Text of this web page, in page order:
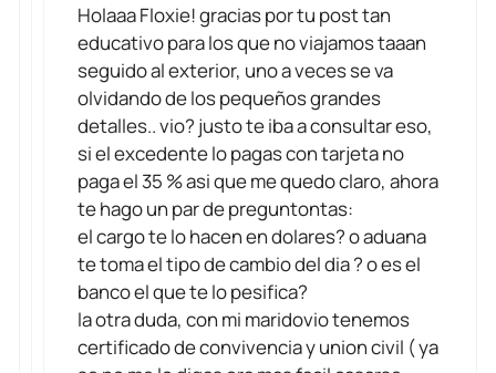
Holaaa Floxie! gracias por tu post tan
educativo para los que no viajamos taaan
seguido al exterior, uno a veces se va
olvidando de los pequeños grandes
detalles.. vio? justo te iba a consultar eso,
si el excedente lo pagas con tarjeta no
paga el 35 % asi que me quedo claro, ahora
te hago un par de preguntontas:
el cargo te lo hacen en dolares? o aduana
te toma el tipo de cambio del dia ? o es el
banco el que te lo pesifica?
la otra duda, con mi maridovio tenemos
certificado de convivencia y union civil ( ya